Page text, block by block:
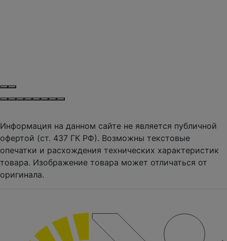
Информация на данном сайте не является публичной
офертой (ст. 437 ГК РФ). Возможны текстовые
опечатки и расхождения технических характеристик
товара. Изображение товара может отличаться от
оригинала.